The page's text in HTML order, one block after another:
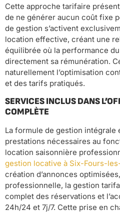
Cette approche tarifaire
de ne générer aucun coût fixe
de gestion s’activent
location effective, créant une
équilibrée où la performance
directement sa rémunération.
naturellement l’optimisation
et des tarifs pratiqués.
SERVICES INCLUS DANS
COMPLÈTE
La formule de gestion intégrale
prestations nécessaires au
location saisonnière
gestion locative à Six-Fours-
création d’annonces
professionnelle, la gestion
complet des réservations et
24h/24 et 7j/7. Cette prise en